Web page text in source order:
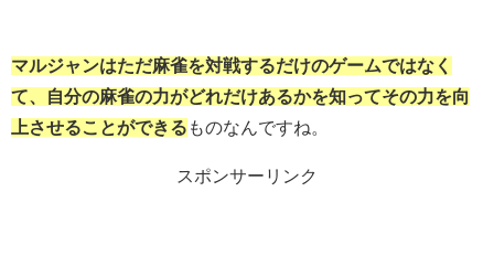
マルジャンはただ麻雀を対戦するだけのゲームではなく
て、自分の麻雀の力がどれだけあるかを知ってその力を向
上させることができる ものなんですね。
スポンサーリンク